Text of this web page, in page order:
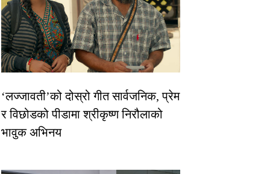
‘लज्जावती’को दोस्रो गीत सार्वजनिक, प्रेम
र विछोडको पीडामा श्रीकृष्ण निरौलाको
भावुक अभिनय